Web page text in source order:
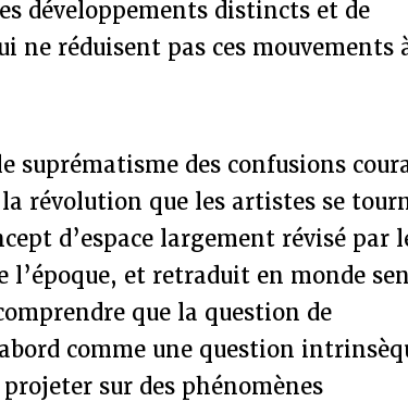
développements distincts et de
ne réduisent pas ces mouvements
suprématisme des confusions
révolution que les artistes se
d’espace largement révisé par
et retraduit en monde
que la question de
comme une question
sur des phénomènes